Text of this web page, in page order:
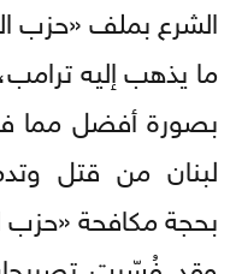
الشرع بملف «حزب
ما يذهب إليه
بصورة أفضل مما
لبنان من قتل
بحجة مكافحة «حزب